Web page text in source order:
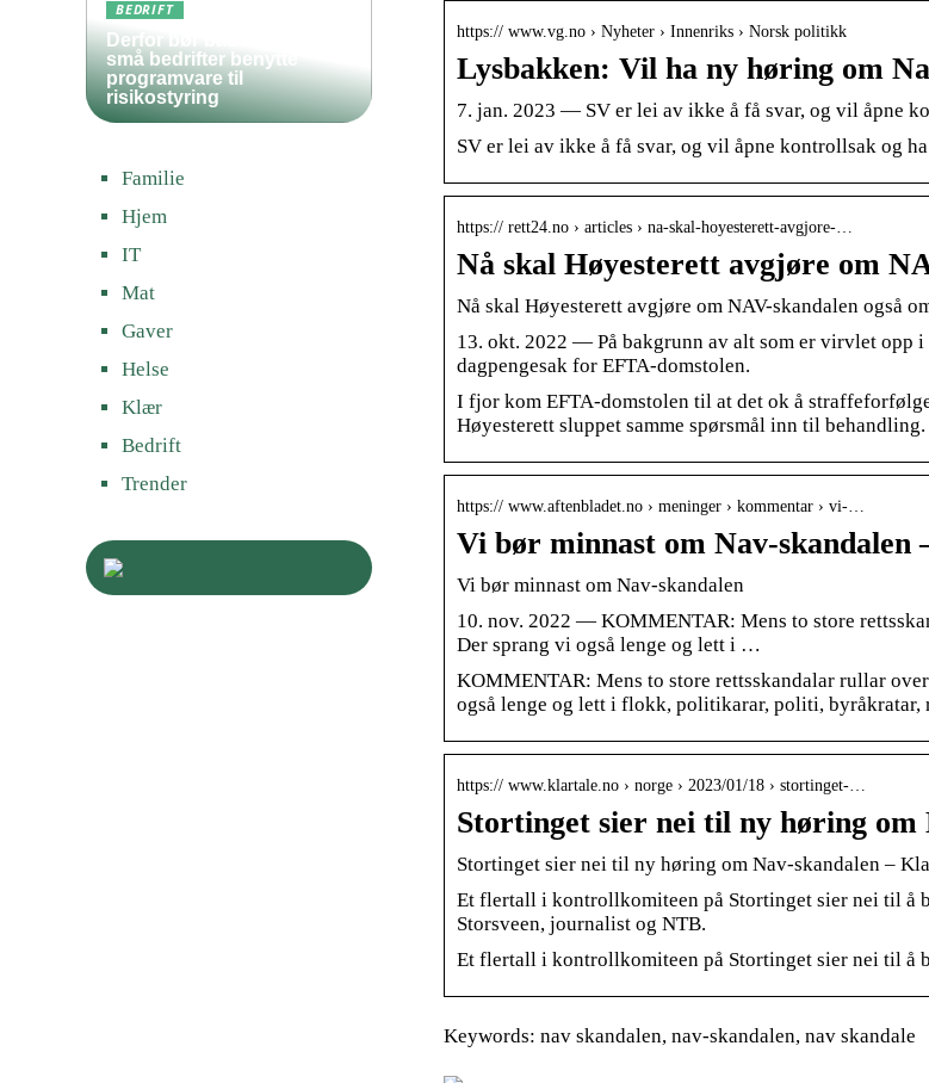
https:// www.vg.no › Nyheter › Innenriks › Norsk politikk
Lysbakken: Vil ha ny høring om
7. jan. 2023 — SV er lei av ikke å få svar, og vil åpne
SV er lei av ikke å få svar, og vil åpne kontrollsak og
https:// rett24.no › articles › na-skal-hoyesterett-avgjore-…
Nå skal Høyesterett avgjøre om
Nå skal Høyesterett avgjøre om NAV-skandalen også
13. okt. 2022 — På bakgrunn av alt som er virvlet opp
dagpengesak for EFTA-domstolen.
I fjor kom EFTA-domstolen til at det ok å
Høyesterett sluppet samme spørsmål inn til behandling.
https:// www.aftenbladet.no › meninger › kommentar › vi-…
Vi bør minnast om Nav-skandalen
Vi bør minnast om Nav-skandalen
10. nov. 2022 — KOMMENTAR: Mens to store
Der sprang vi også lenge og lett i …
KOMMENTAR: Mens to store rettsskandalar rullar
også lenge og lett i flokk, politikarar, politi, byråkratar,
https:// www.klartale.no › norge › 2023/01/18 › stortinget-…
Stortinget sier nei til ny høring om
Stortinget sier nei til ny høring om Nav-skandalen –
Et flertall i kontrollkomiteen på Stortinget sier nei til å
Storsveen, journalist og NTB.
Et flertall i kontrollkomiteen på Stortinget sier nei til å
Keywords: nav skandalen, nav-skandalen, nav skandale
BEDRIFT
Derfor bør både store og
små bedrifter benytte
programvare til
risikostyring
Familie
Hjem
IT
Mat
Gaver
Helse
Klær
Bedrift
Trender